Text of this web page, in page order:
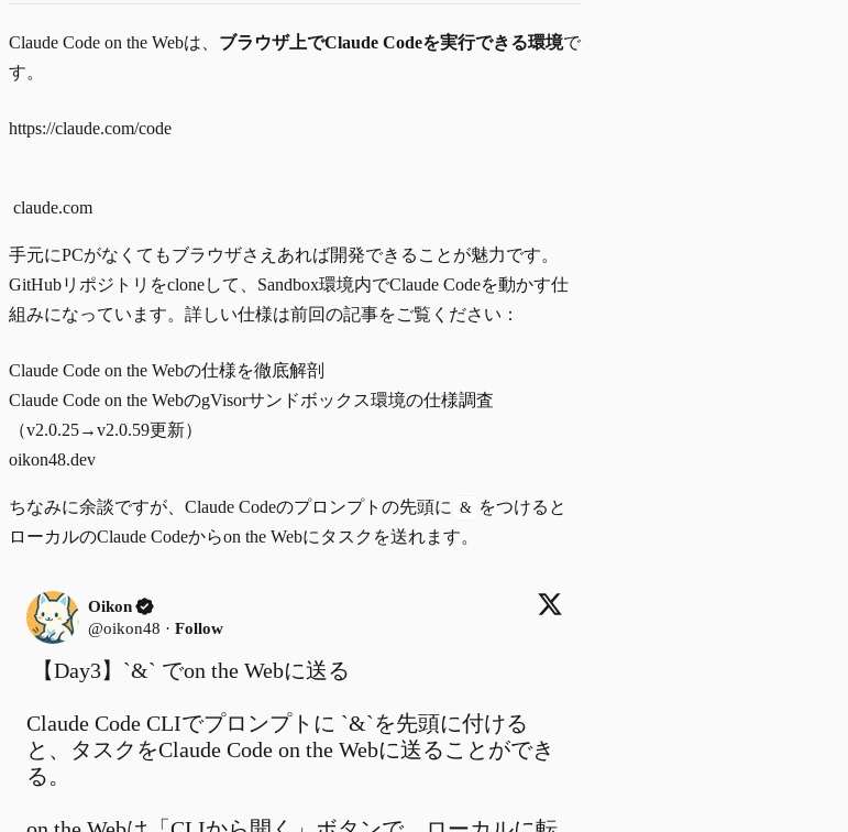
Claude Code on the Webは、 ブラウザ上でClaude Codeを実行できる環境で
す。
https://claude.com/code
claude.com
手元にPCがなくてもブラウザさえあれば開発できることが魅力です。
GitHubリポジトリをcloneして、Sandbox環境内でClaude Codeを動かす仕
組みになっています。詳しい仕様は前回の記事をご覧ください：
Claude Code on the Webの仕様を徹底解剖
Claude Code on the WebのgVisorサンドボックス環境の仕様調査
（v2.0.25→v2.0.59更新）
oikon48.dev
ちなみに余談ですが、Claude Codeのプロンプトの先頭に & をつけると
ローカルのClaude Codeからon the Webにタスクを送れます。
Oikon
@oikon48 · Follow
【Day3】`&` でon the Webに送る
Claude Code CLIでプロンプトに `&`を先頭に付ける
と、タスクをClaude Code on the Webに送ることができ
る。